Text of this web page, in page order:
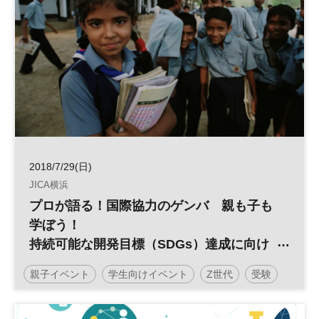
2018/7/29(日)
JICA横浜
プロが語る！国際協力のゲンバ 親も子も
学ぼう！
持続可能な開発目標（SDGs）達成に向け
て働くということ
親子イベント 学生向けイベント Z世代 受験
SDGs 教育 グローバル 夏休み